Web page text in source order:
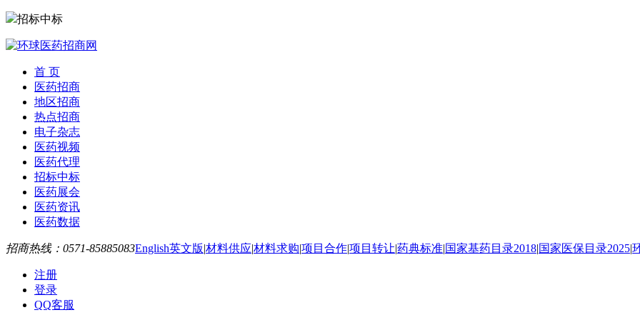
招标中标
首 页
医药招商
地区招商
热点招商
电子杂志
医药视频
医药代理
招标中标
医药展会
医药资讯
医药数据
招商热线：0571-85885083English英文版|材料供应|材料求购|项目合作|项目转让|药典标准|国家基药目录2018|国家医保目录2025|
注册
登录
QQ客服